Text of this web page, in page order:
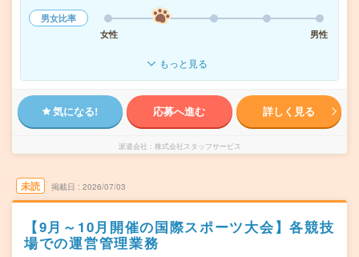
男女比率
女性
男性
もっと見る
気になる! 応募へ進む 詳しく見る
派遣会社 株式会社スタッフサービス
未読 掲載日 2026/07/03
【9月～10月開催の国際スポーツ大会】各競技
場での運営管理業務